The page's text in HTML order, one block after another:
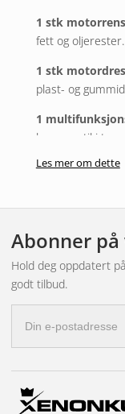
1 stk motorrens
fett og oljerester.
1 stk
plast- og
1
kommer til i
Resultatet?
✔ Stilig finish
Les mer om dette
Abonner
Hold deg oppdatert
godt tilbud.
postadresse